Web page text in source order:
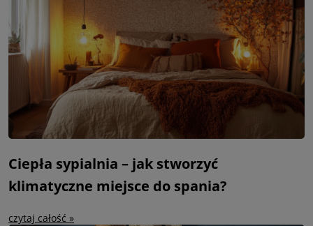
Ciepła sypialnia – jak stworzyć
klimatyczne miejsce do spania?
czytaj całość »